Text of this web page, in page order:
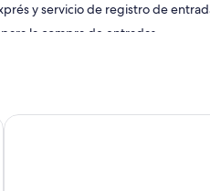
y servicio de registro de
la compra de entradas
incluyen:
The Last Stamp - El Último Sello